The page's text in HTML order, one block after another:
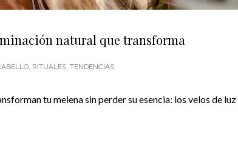
natural que transforma
RITUALES TENDENCIAS
tu melena sin perder su esencia: los velos de luz